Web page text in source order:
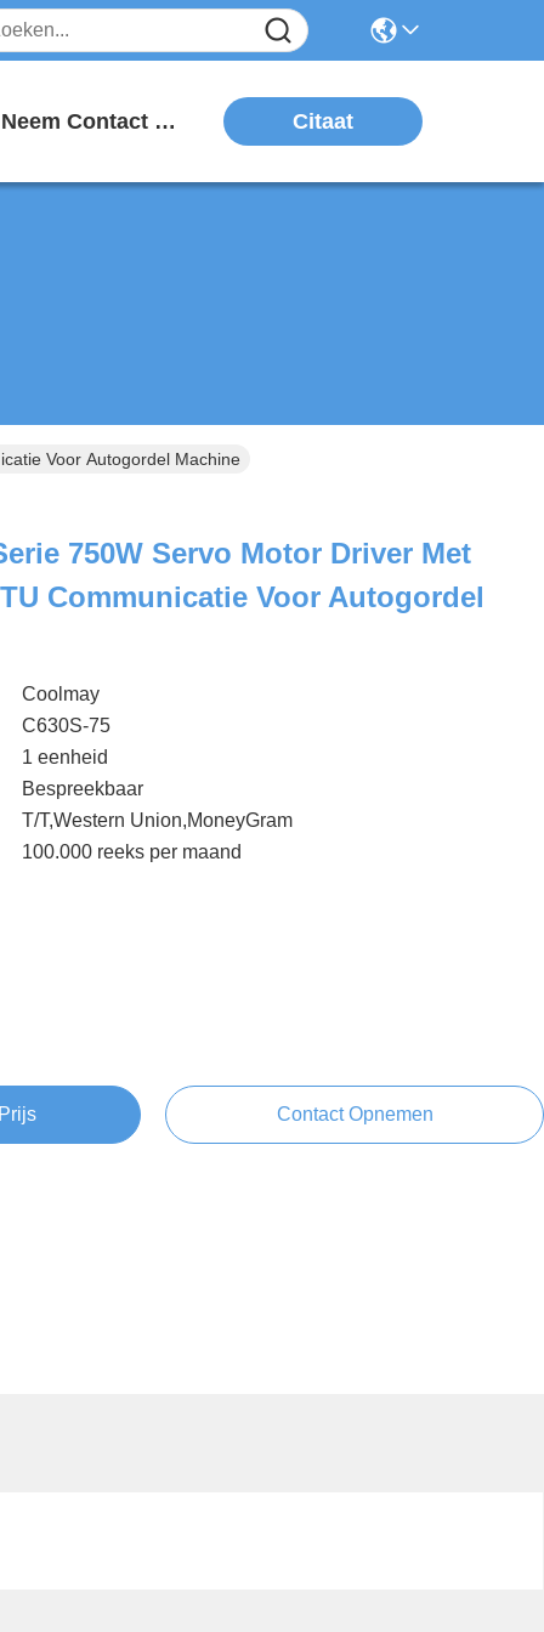
Neem Contact Met Ons Op Citaat
Voor Autogordel Machine
750W Servo Motor Driver Met
Communicatie Voor Autogordel
Coolmay
C630S-75
1 eenheid
Bespreekbaar
T/T,Western Union,MoneyGram
100.000 reeks per maand
Contact Opnemen